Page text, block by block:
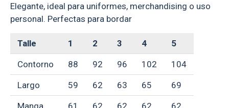
Elegante, ideal para uniformes, merchandising o uso
personal. Perfectas para bordar
Talle 1 2 3 4 5
Contorno 88 92 96 102 104
Largo 59 62 63 65 69
Manga 61 62 62 62 62